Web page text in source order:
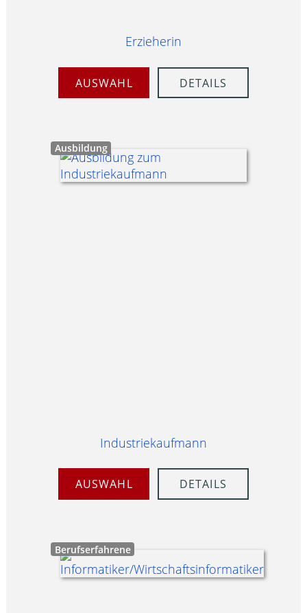
Erzieherin
AUSWAHL DETAILS
Ausbildung
Industriekaufmann
AUSWAHL DETAILS
Berufserfahrene